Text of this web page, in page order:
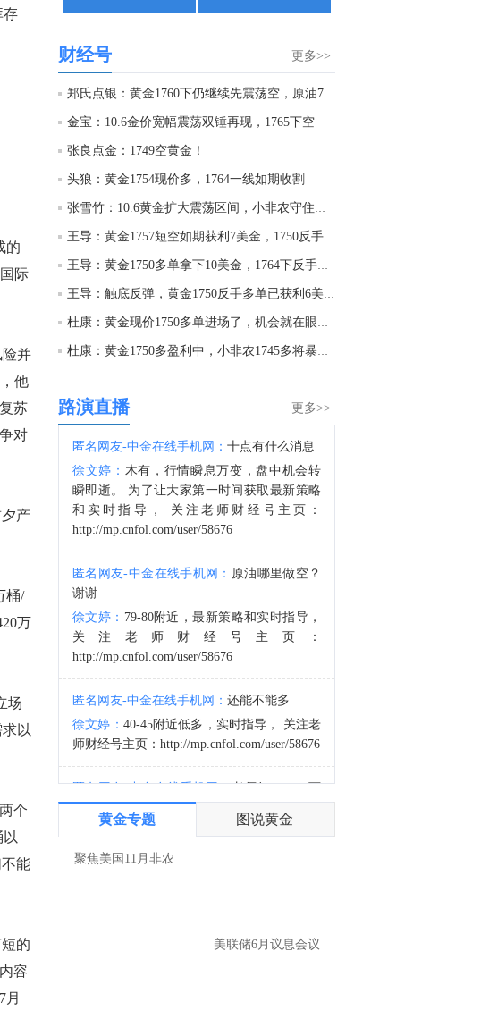
存
的
际
并
他
苏
对
产
桶/
万
场
以
个
能
的
容
月
伯克希尔哈撒韦A(BRK.A.N)：2026年第二季度末现金储备降至3655.1亿美元。
20:02:39
伯克希尔哈撒韦A(BRK.A.N)2026年Q2净利润为256.67亿美元，较上年同期的123.7亿美元大幅增长。
20:01:00
更多>>
财经号
郑氏点银：黄金1760下仍继续先震荡空，原油78.2逢低多
金宝：10.6金价宽幅震荡双锤再现，1765下空
张良点金：1749空黄金！
头狼：黄金1754现价多，1764一线如期收割
张雪竹：10.6黄金扩大震荡区间，小非农守住低点等加速上行
王导：黄金1757短空如期获利7美金，1750反手多！
王导：黄金1750多单拿下10美金，1764下反手空！
王导：触底反弹，黄金1750反手多单已获利6美金！
杜康：黄金现价1750多单进场了，机会就在眼前！
杜康：黄金1750多盈利中，小非农1745多将暴涨30美金！
更多>>
路演直播
匿名网友-中金在线手机网： 十点有什么消息
徐文婷： 木有，行情瞬息万变，盘中机会转
瞬即逝。 为了让大家第一时间获取最新策略
和实时指导， 关注老师财经号主页：
http://mp.cnfol.com/user/58676
匿名网友-中金在线手机网： 原油哪里做空？
谢谢
徐文婷： 79-80附近，最新策略和实时指导，
关注老师财经号主页：
http://mp.cnfol.com/user/58676
匿名网友-中金在线手机网： 还能不能多
徐文婷： 40-45附近低多，实时指导， 关注老
师财经号主页：http://mp.cnfol.com/user/58676
匿名网友-中金在线手机网：老师好，4345可
以多吗？
让大家第一时间获取最新策略和实时指
匿名网友-中金在线手机网：
黄金多，看到什
黄金专题 图说黄金
聚焦美国11月非农
美联储6月议息会议